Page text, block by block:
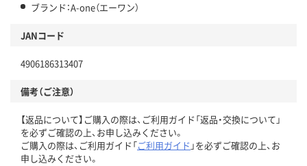
ブランド：A-one（エーワン）
JANコード
4906186313407
備考（ご注意）
【返品について】ご購入の際は、ご利用ガイド「返品・交換について」
を必ずご確認の上、お申し込みください。
ご購入の際は、ご利用ガイド「ご利用ガイド 」を必ずご確認の上、お
申し込みください。